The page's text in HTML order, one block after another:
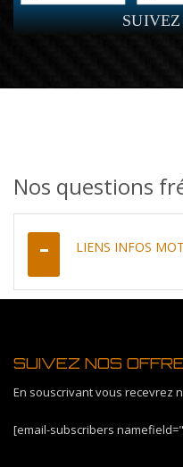
Nos questions
LIENS INFOS
SUIVEZ NOS
En souscrivant vous recevrez
[email-subscribers